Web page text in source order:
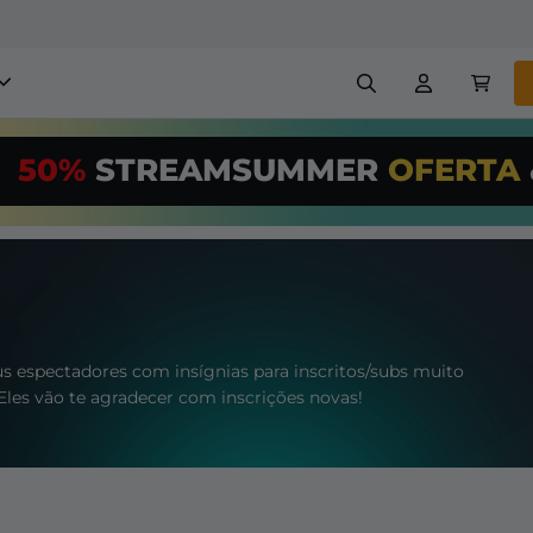
Month*
GRÁTIS
Use nossa
Registrar
Painéis Banners
50% STREAMSUMMER OFERTA
espectadores com insígnias para inscritos/subs muito
vão te agradecer com inscrições novas!